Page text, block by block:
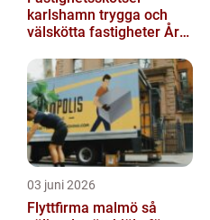
karlshamn trygga och
välskötta fastigheter Året
03 juni 2026
Flyttfirma malmö så